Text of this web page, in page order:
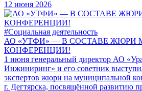
12 июня 2026
#Социальная деятельность
АО «УТФИ» — В СОСТАВЕ ЖЮРИ
КОНФЕРЕНЦИИ!
1 июня генеральный директор АО
Инжиниринг» и его советник
экспертов жюри на муниципальной
г. Дегтярска, посвящённой развитию